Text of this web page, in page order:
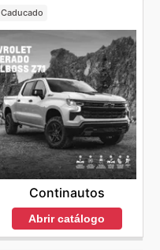
Caducado
Continautos
Abrir catálogo